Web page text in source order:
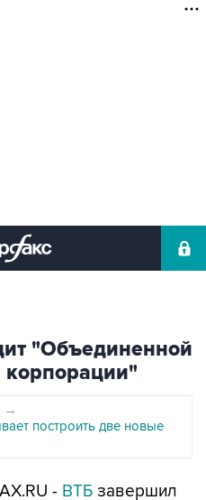
"Объединенной
корпорации"
→
построить две новые
- ВТБ завершил